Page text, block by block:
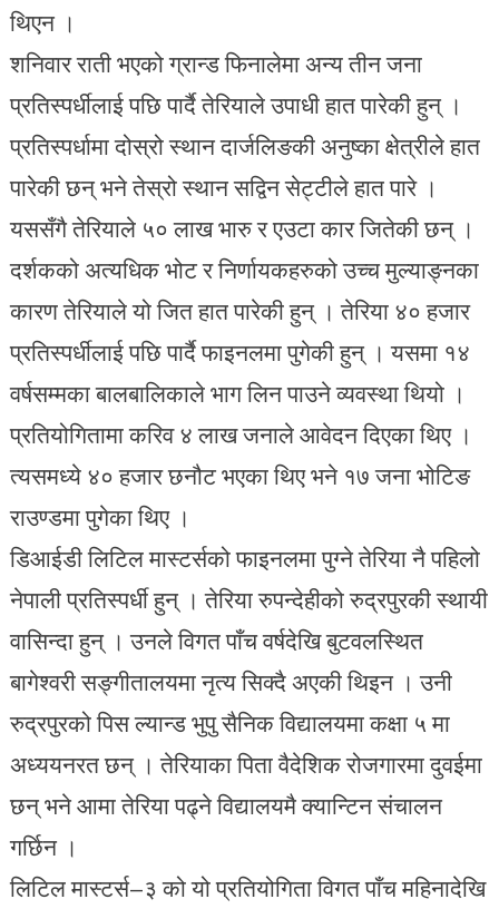
थिएन ।
शनिवार राती भएको ग्रान्ड फिनालेमा अन्य तीन जना
प्रतिस्पर्धीलाई पछि पार्दै तेरियाले उपाधी हात पारेकी हुन् ।
प्रतिस्पर्धामा दोस्रो स्थान दार्जलिङकी अनुष्का क्षेत्रीले हात
पारेकी छन् भने तेस्रो स्थान सद्विन सेट्टीले हात पारे ।
यससँगै तेरियाले ५० लाख भारु र एउटा कार जितेकी छन् ।
दर्शकको अत्यधिक भोट र निर्णायकहरुको उच्च मुल्याङ्नका
कारण तेरियाले यो जित हात पारेकी हुन् । तेरिया ४० हजार
प्रतिस्पर्धीलाई पछि पार्दै फाइनलमा पुगेकी हुन् । यसमा १४
वर्षसम्मका बालबालिकाले भाग लिन पाउने व्यवस्था थियो ।
प्रतियोगितामा करिव ४ लाख जनाले आवेदन दिएका थिए ।
त्यसमध्ये ४० हजार छनौट भएका थिए भने १७ जना भोटिङ
राउण्डमा पुगेका थिए ।
डिआईडी लिटिल मास्टर्सको फाइनलमा पुग्ने तेरिया नै पहिलो
नेपाली प्रतिस्पर्धी हुन् । तेरिया रुपन्देहीको रुद्रपुरकी स्थायी
वासिन्दा हुन् । उनले विगत पाँच वर्षदेखि बुटवलस्थित
बागेश्वरी सङ्गीतालयमा नृत्य सिक्दै अएकी थिइन । उनी
रुद्रपुरको पिस ल्यान्ड भुपु सैनिक विद्यालयमा कक्षा ५ मा
अध्ययनरत छन् । तेरियाका पिता वैदेशिक रोजगारमा दुवईमा
छन् भने आमा तेरिया पढ्ने विद्यालयमै क्यान्टिन संचालन
गर्छिन ।
लिटिल मास्टर्स–३ को यो प्रतियोगिता विगत पाँच महिनादेखि